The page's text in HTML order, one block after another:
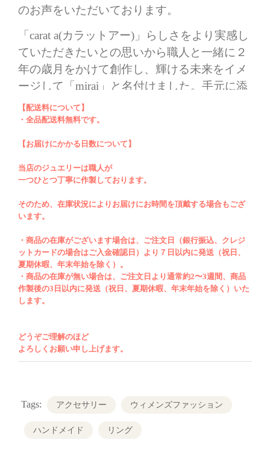
のお声をいただいております。
「carat a(カラットアー)」らしさをより実感し
ていただきたいとの思いから職人と一緒に２
年の歳月をかけて創作し、輝ける未来をイメ
ージして「mirai」と名付けました。手元に添
わせるように装着すると日常の動作、パソコ
ン作業などもスムーズ。華やかなお席の日に
は手元でリングが立ち上がるように逆向きに
2WAYのアレンジに。
としての装着も可能な場合もございます。そ
部分が外側になるように耳元に引っかけ、次
に連なったパール部分を耳元の裏側に配置、
最後はもう１つの指を通す部分を耳たぶの表
側に配置してください。注意点ですがパール
らを持ちながらの円型部分の開閉、グルグル
と動かす、過度な圧迫、温度上昇場所での保
管などはおやめください。
れる事をお薦めいたします。
こちらはMade in Japanです。
【配送料について】
・全品配送料無料です。
【お届けにかかる日数について】
当店のジュエリーは職人が
一つひとつ丁寧に作製しております。
そのため、在庫状況によりお届けにお時間を頂戴する場合もござ
います。
・商品の在庫がございます場合は、ご注文日（銀行振込、クレジ
ットカードの場合はご入金確認日）より７日以内に発送（祝日、
夏期休暇、年末年始を除く）。
・商品の在庫が無い場合は、ご注文日より通常約2〜3週間、商品
作製後の3日以内に発送（祝日、夏期休暇、年末年始を除く）いた
します。
どうぞご理解のほど
よろしくお願い申し上げます。
Tags: アクセサリー ウィメンズファッション
ハンドメイド リング